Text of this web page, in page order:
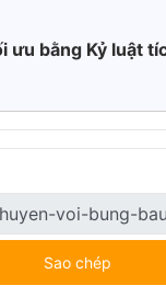
ưu bằng Kỷ luật
Sao chép